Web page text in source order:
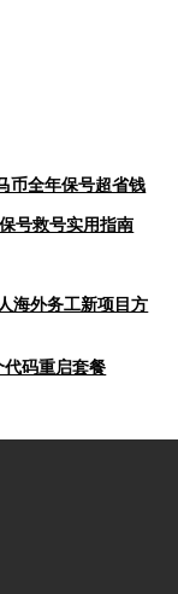
币全年保号超省钱
号救号实用指南
海外务工新项目方
码重启套餐